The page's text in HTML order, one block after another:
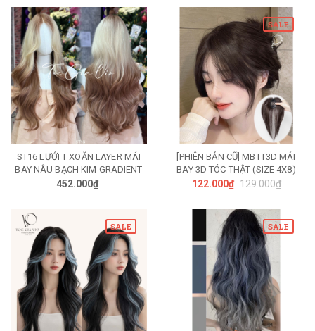
ST16 LƯỚI T XOĂN LAYER MÁI
BAY NÂU BẠCH KIM GRADIENT
452.000₫
SALE
[PHIÊN BẢN CŨ] MBTT3D MÁI
BAY 3D TÓC THẬT (SIZE 4X8)
122.000₫ 129.000₫
SALE SALE